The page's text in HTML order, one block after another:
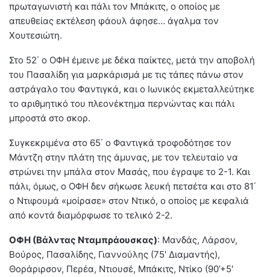
πρωταγωνιστή και πάλι τον Μπάκιτς, ο οποίος με
απευθείας εκτέλεση φάουλ άφησε… άγαλμα τον
Χουτεσιώτη.
Στο 52΄ ο ΟΦΗ έμεινε με δέκα παίκτες, μετά την αποβολή
του Πασαλίδη για μαρκάρισμά με τις τάπες πάνω στον
αστράγαλο του Φαντιγκά, και ο Ιωνικός εκμεταλλεύτηκε
το αριθμητικό του πλεονέκτημα περνώντας και πάλι
μπροστά στο σκορ.
Συγκεκριμένα στο 65΄ ο Φαντιγκά τροφοδότησε τον
Μάντζη στην πλάτη της άμυνας, με τον τελευταίο να
στρώνει την μπάλα στον Μασάς, που έγραψε το 2-1. Και
πάλι, όμως, ο ΟΦΗ δεν σήκωσε λευκή πετσέτα και στο 81΄
ο Ντιφουμά «μοίρασε» στον Ντικό, ο οποίος με κεφαλιά
από κοντά διαμόρφωσε το τελικό 2-2.
ΟΦΗ (Βάλντας Νταμπράουσκας): Μανδάς, Λάρσον,
Βούρος, Πασαλίδης, Γιαννούλης (75′ Διαμαντής),
Θοράριρσον, Περέα, Ντιουσέ, Μπάκιτς, Ντίκο (90’+5′